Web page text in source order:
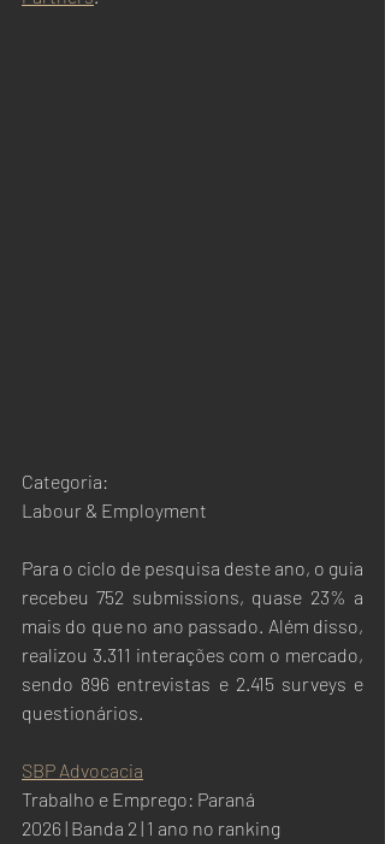
Categoria:
Labour & Employment
Para o ciclo de pesquisa deste ano, o guia
recebeu 752 submissions, quase 23% a
mais do que no ano passado. Além disso,
realizou 3.311 interações com o mercado,
sendo 896 entrevistas e 2.415 surveys e
questionários.
SBP Advocacia
Trabalho e Emprego: Paraná
2026 | Banda 2 | 1 ano no ranking